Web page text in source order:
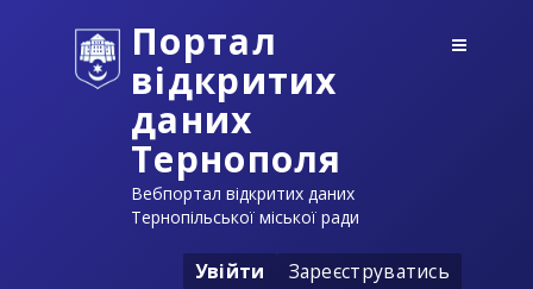
Портал
відкритих
даних
Тернополя
Вебпортал відкритих даних
Тернопільської міської ради
Увійти Зареєструватись